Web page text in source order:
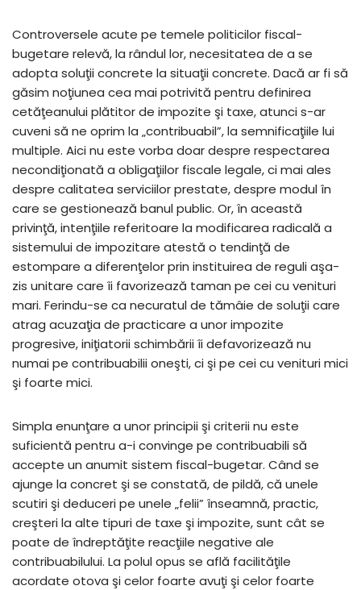
Controversele acute pe temele politicilor fiscal-
bugetare relevă, la rândul lor, necesitatea de a se
adopta soluţii concrete la situaţii concrete. Dacă ar fi să
găsim noţiunea cea mai potrivită pentru definirea
cetăţeanului plătitor de impozite şi taxe, atunci s-ar
cuveni să ne oprim la „contribuabil”, la semnificaţiile lui
multiple. Aici nu este vorba doar despre respectarea
necondiţionată a obligaţiilor fiscale legale, ci mai ales
despre calitatea serviciilor prestate, despre modul în
care se gestionează banul public. Or, în această
privinţă, intenţiile referitoare la modificarea radicală a
sistemului de impozitare atestă o tendinţă de
estompare a diferenţelor prin instituirea de reguli aşa-
zis unitare care îi favorizează taman pe cei cu venituri
mari. Ferindu-se ca necuratul de tămâie de soluţii care
atrag acuzaţia de practicare a unor impozite
progresive, iniţiatorii schimbării îi defavorizează nu
numai pe contribuabilii oneşti, ci şi pe cei cu venituri mici
şi foarte mici.
Simpla enunţare a unor principii şi criterii nu este
suficientă pentru a-i convinge pe contribuabili să
accepte un anumit sistem fiscal-bugetar. Când se
ajunge la concret şi se constată, de pildă, că unele
scutiri şi deduceri pe unele „felii” înseamnă, practic,
creşteri la alte tipuri de taxe şi impozite, sunt cât se
poate de îndreptăţite reacţiile negative ale
contribuabilului. La polul opus se află facilităţile
acordate otova şi celor foarte avuţi şi celor foarte